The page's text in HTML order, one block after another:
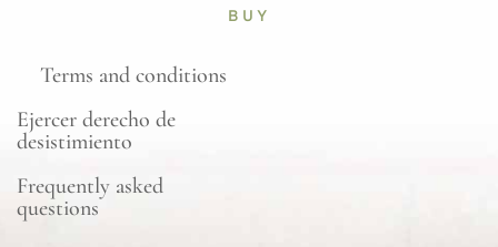
BUY
Terms and conditions
Ejercer derecho de
desistimiento
Frequently asked
questions